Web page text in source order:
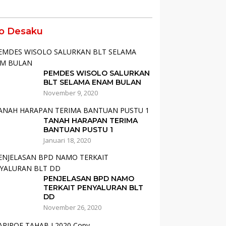
Desaku
PEMDES WISOLO SALURKAN
BLT SELAMA ENAM BULAN
November 9, 2020
TANAH HARAPAN TERIMA
BANTUAN PUSTU 1
Januari 18, 2020
PENJELASAN BPD NAMO
TERKAIT PENYALURAN BLT
DD
November 26, 2020